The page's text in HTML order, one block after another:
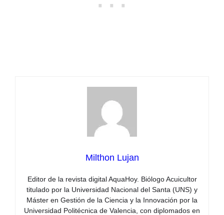
Milthon Lujan
Editor de la revista digital AquaHoy. Biólogo Acuicultor
titulado por la Universidad Nacional del Santa (UNS) y
Máster en Gestión de la Ciencia y la Innovación por la
Universidad Politécnica de Valencia, con diplomados en